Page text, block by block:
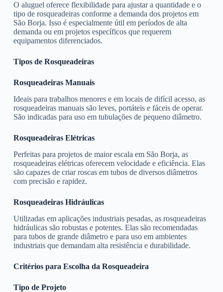
O aluguel oferece flexibilidade para ajustar a quantidade e o
tipo de rosqueadeiras conforme a demanda dos projetos em
São Borja. Isso é especialmente útil em períodos de alta
demanda ou em projetos específicos que requerem
equipamentos diferenciados.
Tipos de Rosqueadeiras
Rosqueadeiras Manuais
Ideais para trabalhos menores e em locais de difícil acesso, as
rosqueadeiras manuais são leves, portáteis e fáceis de operar.
São indicadas para uso em tubulações de pequeno diâmetro.
Rosqueadeiras Elétricas
Perfeitas para projetos de maior escala em São Borja, as
rosqueadeiras elétricas oferecem velocidade e eficiência. Elas
são capazes de criar roscas em tubos de diversos diâmetros
com precisão e rapidez.
Rosqueadeiras Hidráulicas
Utilizadas em aplicações industriais pesadas, as rosqueadeiras
hidráulicas são robustas e potentes. Elas são recomendadas
para tubos de grande diâmetro e para uso em ambientes
industriais que demandam alta resistência e durabilidade.
Critérios para Escolha da Rosqueadeira
Tipo de Projeto